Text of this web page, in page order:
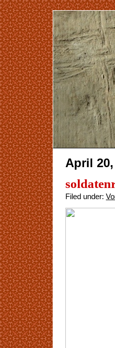
April 20,
Filed under: